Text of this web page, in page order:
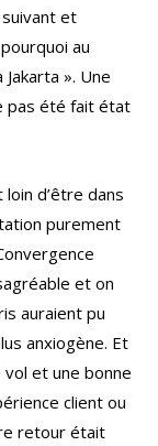
et
au
». Une
pas été fait état
d’être dans
purement
et on
auraient pu
anxiogène. Et
vol et une bonne
client ou
retour était